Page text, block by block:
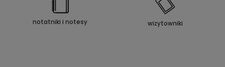
notatniki i notesy wizytowniki